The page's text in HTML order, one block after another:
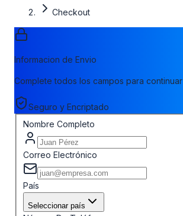
Checkout
Informacion de Envio
Complete todos los campos para continuar
Seguro y Encriptado
Nombre Completo
Correo Electrónico
País
Seleccionar país